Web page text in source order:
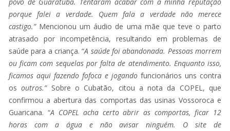
porque falei a verdade. Quem fala a verdade não merece
castigo.”Mencionou um áudio de uma mãe que teve o parto
atrasado por incompetência, resultando em problemas de
saúde para a criança. “A saúde foi abandonada. Pessoas morrem
ou ficam com sequelas por falta de atendimento. Enquanto isso,
ficamos aqui fazendo fofoca e jogando funcionários uns contra
osoutros.”Sobre o Cubatão, citou a nota da COPEL, que
confirmou a abertura das comportas das usinas Vossoroca e
Guaricana. “A COPEL acha certo abrir as comportas, ficar 12
horas com a água e não avisar ninguém. O site de